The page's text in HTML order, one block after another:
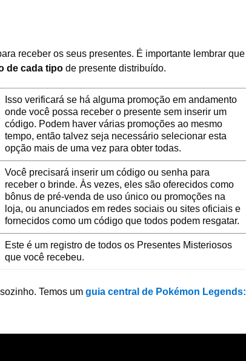
receber os seus presentes. É importante lembrar que
de cada tipo de presente distribuído.
Isso verificará se há alguma promoção em andamento
onde você possa receber o presente sem inserir um
código. Podem haver várias promoções ao mesmo
tempo, então talvez seja necessário selecionar esta
opção mais de uma vez para obter todas.
Você precisará inserir um código ou senha para
receber o brinde. Às vezes, eles são oferecidos como
bônus de pré-venda de uso único ou promoções na
loja, ou anunciados em redes sociais ou sites oficiais e
fornecidos como um código que todos podem resgatar.
Este é um registro de todos os Presentes Misteriosos
que você recebeu.
Temos um guia central de Pokémon Legends: